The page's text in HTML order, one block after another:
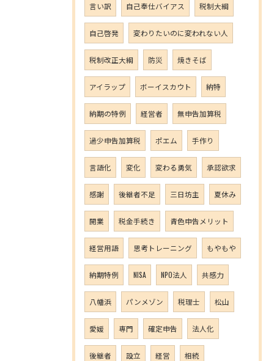
言い訳 自己奉仕バイアス 税制大綱
自己啓発 変わりたいのに変われない人
税制改正大綱 防災 焼きそば
アイラップ ボーイスカウト 納特
納期の特例 経営者 無申告加算税
過少申告加算税 ポエム 手作り
言語化 変化 変わる勇気 承認欲求
感謝 後継者不足 三日坊主 夏休み
開業 税金手続き 青色申告メリット
経営用語 思考トレーニング もやもや
納期特例 NISA NPO法人 共感力
八幡浜 パンメゾン 税理士 松山
愛媛 専門 確定申告 法人化
後継者 設立 経営 相続